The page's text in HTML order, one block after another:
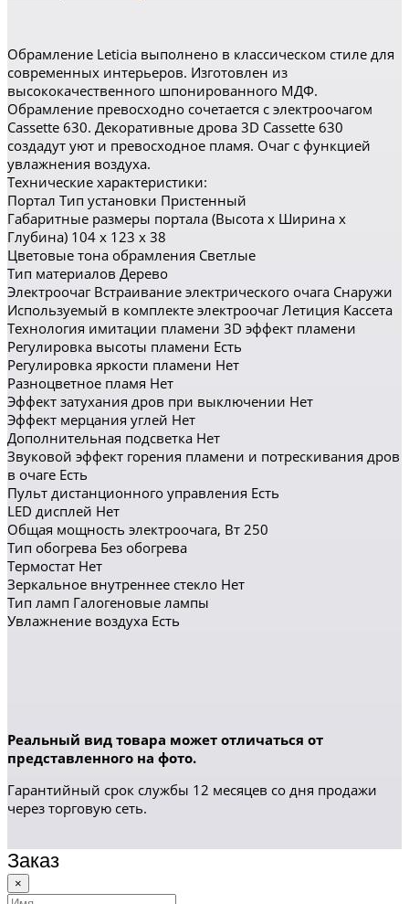
Обрамление Leticia выполнено в классическом стиле для
современных интерьеров. Изготовлен из
высококачественного шпонированного МДФ.
Обрамление превосходно сочетается с электроочагом
Cassette 630. Декоративные дрова 3D Cassette 630
создадут уют и превосходное пламя. Очаг с функцией
увлажнения воздуха.
Технические характеристики:
Портал Тип установки Пристенный
Габаритные размеры портала (Высота x Ширина x
Глубина) 104 x 123 x 38
Цветовые тона обрамления Светлые
Тип материалов Дерево
Электроочаг Встраивание электрического очага Снаружи
Используемый в комплекте электроочаг Летиция Кассета
Технология имитации пламени 3D эффект пламени
Регулировка высоты пламени Есть
Регулировка яркости пламени Нет
Разноцветное пламя Нет
Эффект затухания дров при выключении Нет
Эффект мерцания углей Нет
Дополнительная подсветка Нет
Звуковой эффект горения пламени и потрескивания дров
в очаге Есть
Пульт дистанционного управления Есть
LED дисплей Нет
Общая мощность электроочага, Вт 250
Тип обогрева Без обогрева
Термостат Нет
Зеркальное внутреннее стекло Нет
Тип ламп Галогеновые лампы
Увлажнение воздуха Есть
Реальный вид товара может отличаться от
представленного на фото.
Гарантийный срок службы 12 месяцев со дня продажи
через торговую сеть.
Заказ
×